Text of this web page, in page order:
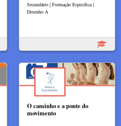
Secundário | Formação Específica |
Desenho A
O caminho e a ponte do
movimento